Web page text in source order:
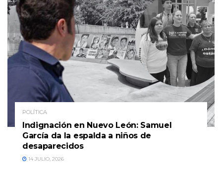
POLÍTICA
Indignación en Nuevo León: Samuel
García da la espalda a niños de
desaparecidos
14 JULIO, 2026